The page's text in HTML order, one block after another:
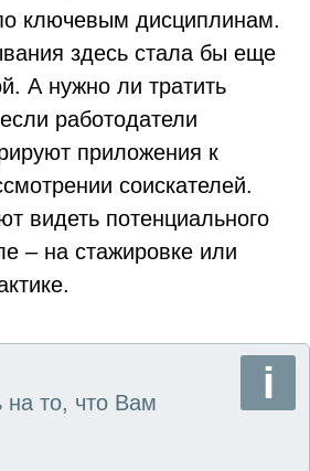
ключевым дисциплинам.
здесь стала бы еще
А нужно ли тратить
работодатели
приложения к
соискателей.
видеть потенциального
– на стажировке или
на то, что Вам